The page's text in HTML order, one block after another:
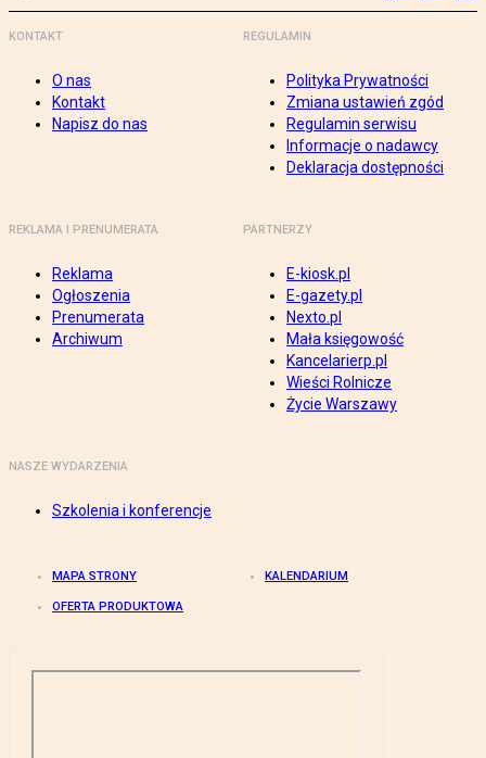
KONTAKT
O nas
Kontakt
Napisz do nas
REGULAMIN
Polityka Prywatności
Zmiana ustawień zgód
Regulamin serwisu
Informacje o nadawcy
Deklaracja dostępności
REKLAMA I PRENUMERATA
Reklama
Ogłoszenia
Prenumerata
Archiwum
PARTNERZY
E-kiosk.pl
E-gazety.pl
Nexto.pl
Mała księgowość
Kancelarierp.pl
Wieści Rolnicze
Życie Warszawy
NASZE WYDARZENIA
Szkolenia i konferencje
MAPA STRONY KALENDARIUM
OFERTA PRODUKTOWA